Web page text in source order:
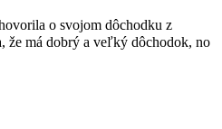
o svojom dôchodku z
že má dobrý a veľký dôchodok, no